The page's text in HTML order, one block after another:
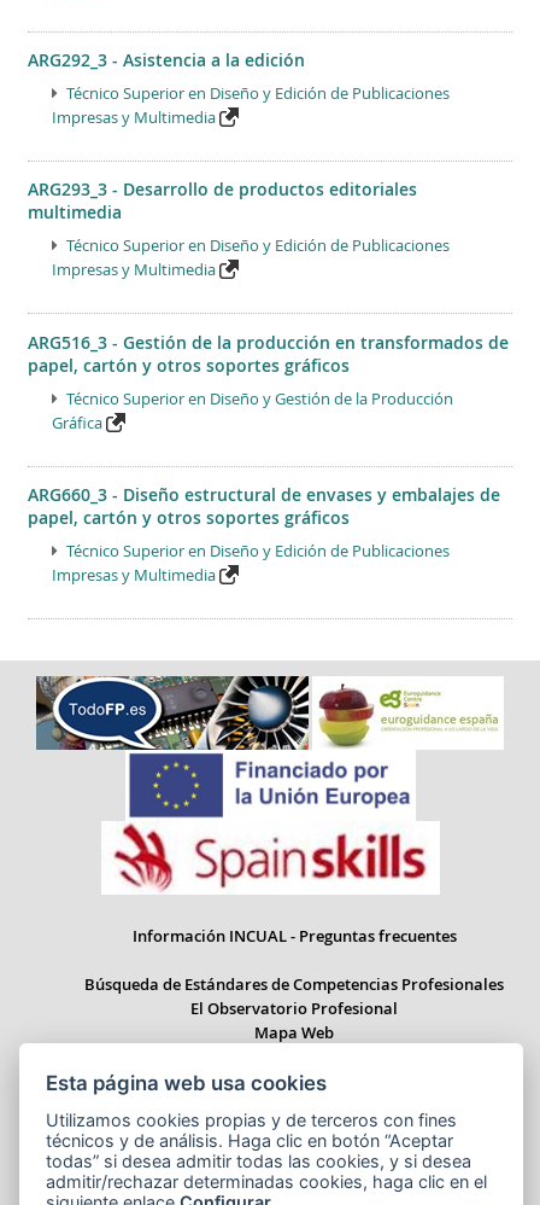
ARG292_3 - Asistencia a la edición
Técnico Superior en Diseño y Edición de Publicaciones
Impresas y Multimedia
ARG293_3 - Desarrollo de productos editoriales
multimedia
Técnico Superior en Diseño y Edición de Publicaciones
Impresas y Multimedia
ARG516_3 - Gestión de la producción en transformados de
papel, cartón y otros soportes gráficos
Técnico Superior en Diseño y Gestión de la Producción
Gráfica
ARG660_3 - Diseño estructural de envases y embalajes de
papel, cartón y otros soportes gráficos
Técnico Superior en Diseño y Edición de Publicaciones
Impresas y Multimedia
Información INCUAL - Preguntas frecuentes
Búsqueda de Estándares de Competencias Profesionales
El Observatorio Profesional
Mapa Web
Paseo del Prado 28, 1ª Planta - 28014 Madrid
Correo electrónico: informacion.incual@educacion.gob.es
Esta página web usa cookies
Utilizamos cookies propias y de terceros con fines
técnicos y de análisis. Haga clic en botón “Aceptar
todas” si desea admitir todas las cookies, y si desea
admitir/rechazar determinadas cookies, haga clic en el